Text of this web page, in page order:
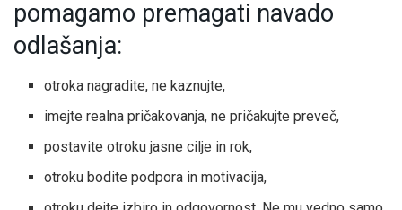
pomagamo premagati navado
odlašanja:
otroka nagradite, ne kaznujte,
imejte realna pričakovanja, ne pričakujte preveč,
postavite otroku jasne cilje in rok,
otroku bodite podpora in motivacija,